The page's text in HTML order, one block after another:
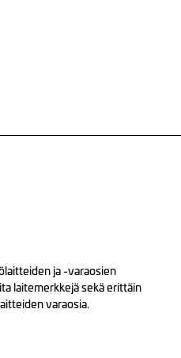
ja -varaosien
laitemerkkejä sekä erittäin
varaosia.